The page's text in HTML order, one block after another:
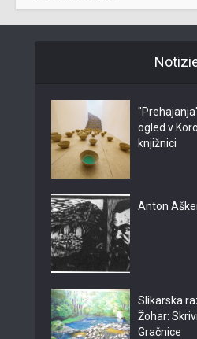
ogled v
knjižnici
Anton
Slikarska
Žohar:
Gračnice